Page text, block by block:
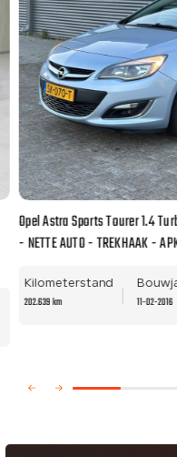
Opel Astra Sports Tourer 1.4
- NETTE AUTO - TREKHAAK -
Kilometerstand
202.639 km 11-02-2016